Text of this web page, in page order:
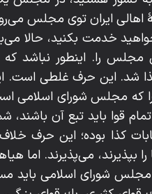
ايران توى مجلس
خدمت بكنيد، حالا
را. اينطور نباشد
شد. اين حرف غلطى است.
كه مجلس شوراى اسلامى
قوا بايد تبع آن باشند،
كذا بوده؛ اين حرف
مى‌پذيرند. اما
شوراى اسلامى بايد